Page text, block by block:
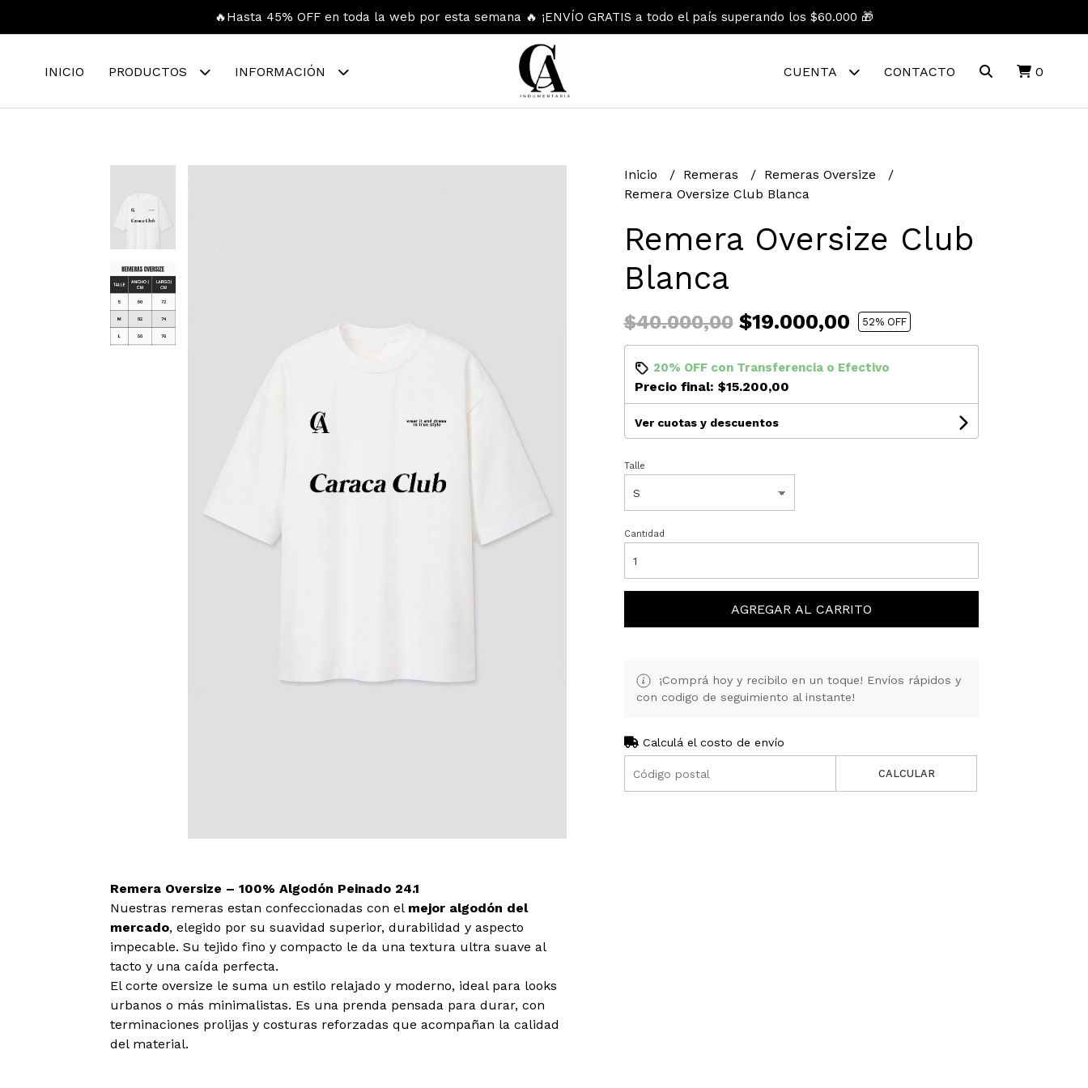
🔥Hasta 45% OFF en toda la web por esta semana 🔥 ¡ENVÍO GRATIS a todo el país superando los $60.000 🎁
INICIO PRODUCTOS INFORMACIÓN CUENTA CONTACTO 0
Remera Oversize – 100% Algodón Peinado 24.1
Nuestras remeras estan confeccionadas con el mejor algodón del
mercado, elegido por su suavidad superior, durabilidad y aspecto
impecable. Su tejido fino y compacto le da una textura ultra suave al
tacto y una caída perfecta.
El corte oversize le suma un estilo relajado y moderno, ideal para looks
urbanos o más minimalistas. Es una prenda pensada para durar, con
terminaciones prolijas y costuras reforzadas que acompañan la calidad
del material.
Inicio Remeras
Remeras Oversize
Remera Oversize Club Blanca
Remera Oversize Club
Blanca
$40.000,00$19.000,00 52% OFF
20% OFFcon Transferenciao Efectivo
Precio final: $15.200,00
Ver cuotas y descuentos
Talle
Cantidad
AGREGAR AL CARRITO
¡Comprá hoy y recibilo en un toque! Envíos rápidos y
con codigo de seguimiento al instante!
Calculá el costo de envío
CALCULAR